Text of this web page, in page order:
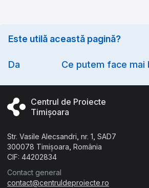
Este utilă această pagină?
Da Ce putem face mai
Centrul de Proiecte
Timișoara
Str. Vasile Alecsandri, nr. 1, SAD7
300078 Timișoara, România
CIF: 44202834
Contact general
contact@centruldeproiecte.ro